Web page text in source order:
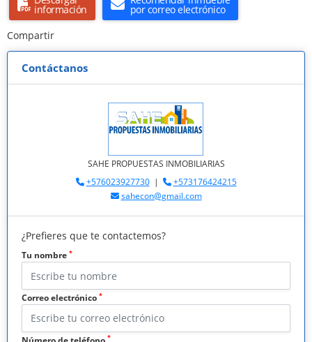
información
por correo electrónico
Compartir
Contáctanos
SAHE PROPUESTAS INMOBILIARIAS
+576023927730|
+573176424215
sahecon@gmail.com
¿Prefieres que te contactemos?
Tu nombre *
Correo electrónico *
*